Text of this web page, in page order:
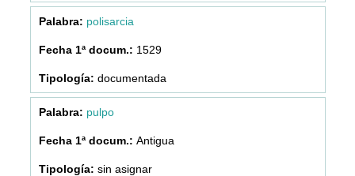
polisarcia
1529
documentada
pulpo
Antigua
sin asignar